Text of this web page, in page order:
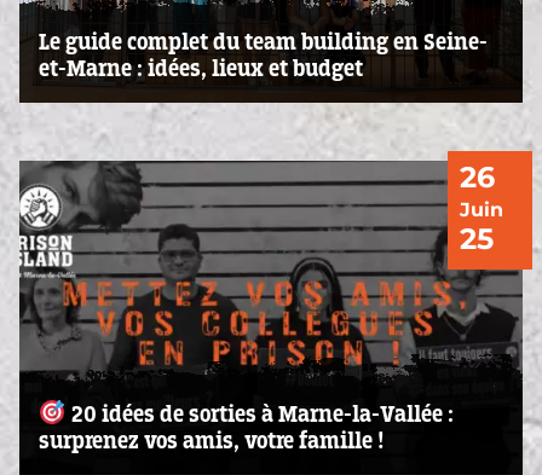
Le guide complet du team building en Seine-
et-Marne : idées, lieux et budget
20 idées de sorties à Marne-la-Vallée :
surprenez vos amis, votre famille !
26
Juin
25